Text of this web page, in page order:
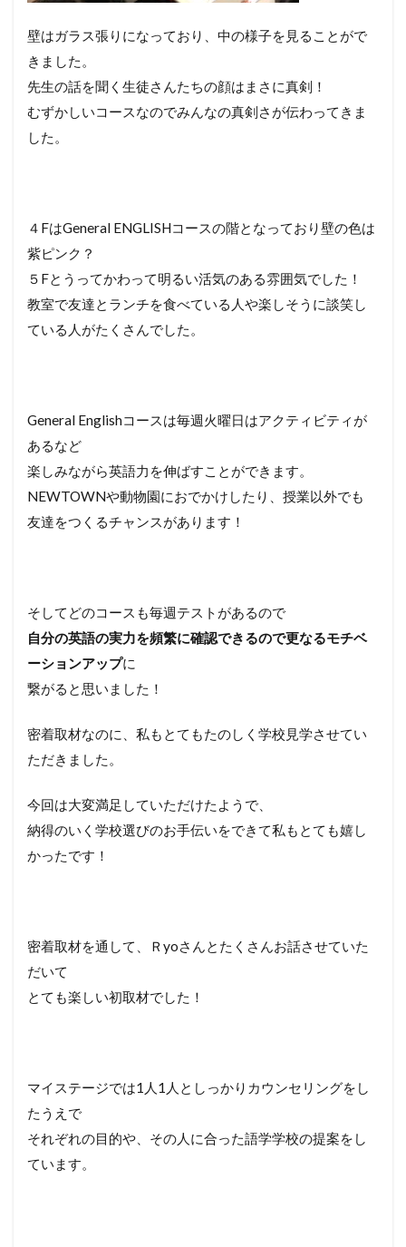
壁はガラス張りになっており、中の様子を見ることがで
きました。
先生の話を聞く生徒さんたちの顔はまさに真剣！
むずかしいコースなのでみんなの真剣さが伝わってきま
した。
４FはGeneral ENGLISHコースの階となっており壁の色は
紫ピンク？
５Fとうってかわって明るい活気のある雰囲気でした！
教室で友達とランチを食べている人や楽しそうに談笑し
ている人がたくさんでした。
General Englishコースは毎週火曜日はアクティビティが
あるなど
楽しみながら英語力を伸ばすことができます。
NEWTOWNや動物園におでかけしたり、授業以外でも
友達をつくるチャンスがあります！
そしてどのコースも毎週テストがあるので
自分の英語の実力を頻繁に確認できるので更なるモチベ
ーションアップに
繋がると思いました！
密着取材なのに、私もとてもたのしく学校見学させてい
ただきました。
今回は大変満足していただけたようで、
納得のいく学校選びのお手伝いをできて私もとても嬉し
かったです！
密着取材を通して、Ｒyoさんとたくさんお話させていた
だいて
とても楽しい初取材でした！
マイステージでは1人1人としっかりカウンセリングをし
たうえで
それぞれの目的や、その人に合った語学学校の提案をし
ています。